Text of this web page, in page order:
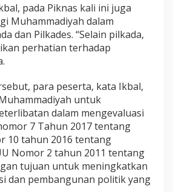
pada Piknas kali ini juga
Muhammadiyah dalam
dan Pilkades. “Selain pilkada,
perhatian terhadap
para peserta, kata Ikbal,
untuk
dalam mengevaluasi
7 Tahun 2017 tentang
10 tahun 2016 tentang
Nomor 2 tahun 2011 tentang
tujuan untuk meningkatkan
dan pembangunan politik yang